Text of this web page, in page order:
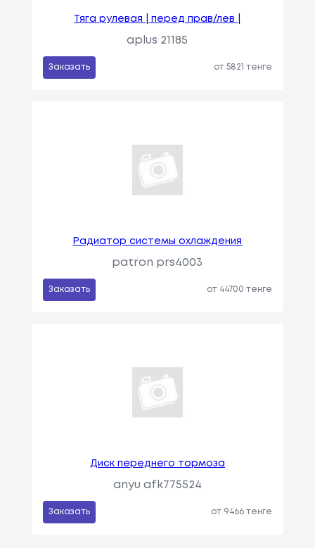
Тяга рулевая | перед прав/лев |
aplus 21185
Заказать от 5821 тенге
Радиатор системы охлаждения
patron prs4003
Заказать от 44700 тенге
Диск переднего тормоза
anyu afk775524
Заказать от 9466 тенге